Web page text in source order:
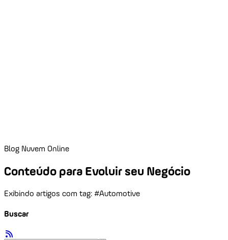
Blog Nuvem Online
Conteúdo para Evoluir seu Negócio
Exibindo artigos com tag: #Automotive
Buscar